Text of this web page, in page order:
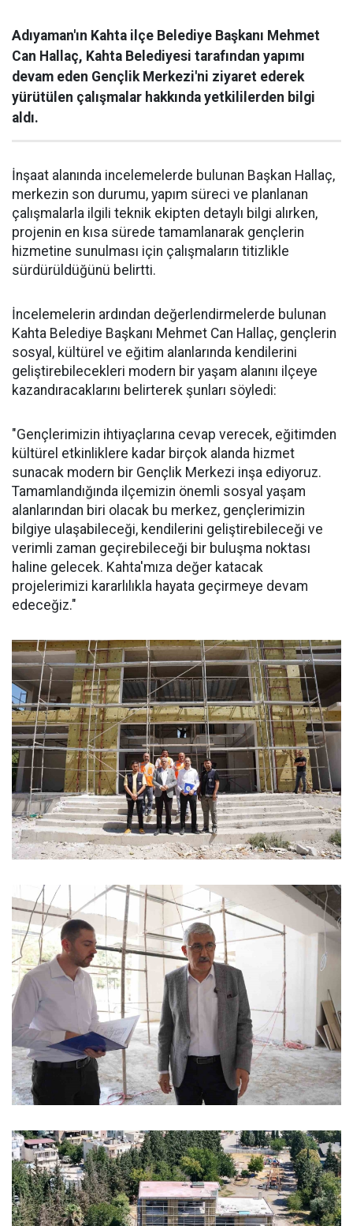
Adıyaman'ın Kahta ilçe Belediye Başkanı Mehmet
Can Hallaç, Kahta Belediyesi tarafından yapımı
devam eden Gençlik Merkezi'ni ziyaret ederek
yürütülen çalışmalar hakkında yetkililerden bilgi
aldı.
İnşaat alanında incelemelerde bulunan Başkan Hallaç,
merkezin son durumu, yapım süreci ve planlanan
çalışmalarla ilgili teknik ekipten detaylı bilgi alırken,
projenin en kısa sürede tamamlanarak gençlerin
hizmetine sunulması için çalışmaların titizlikle
sürdürüldüğünü belirtti.
İncelemelerin ardından değerlendirmelerde bulunan
Kahta Belediye Başkanı Mehmet Can Hallaç, gençlerin
sosyal, kültürel ve eğitim alanlarında kendilerini
geliştirebilecekleri modern bir yaşam alanını ilçeye
kazandıracaklarını belirterek şunları söyledi:
"Gençlerimizin ihtiyaçlarına cevap verecek, eğitimden
kültürel etkinliklere kadar birçok alanda hizmet
sunacak modern bir Gençlik Merkezi inşa ediyoruz.
Tamamlandığında ilçemizin önemli sosyal yaşam
alanlarından biri olacak bu merkez, gençlerimizin
bilgiye ulaşabileceği, kendilerini geliştirebileceği ve
verimli zaman geçirebileceği bir buluşma noktası
haline gelecek. Kahta'mıza değer katacak
projelerimizi kararlılıkla hayata geçirmeye devam
edeceğiz."